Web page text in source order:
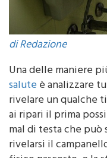
di Redazione
Una delle maniere
saluteè analizzare
rivelare un qualche
ai ripari il prima
mal di testa che
rivelarsi il